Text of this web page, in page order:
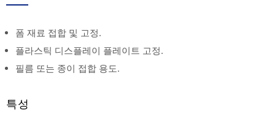
폼 재료 접합 및 고정.
플라스틱 디스플레이 플레이트 고정.
필름 또는 종이 접합 용도.
특성